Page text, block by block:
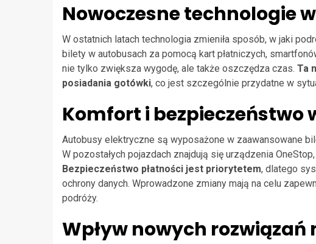
Nowoczesne technologie
W ostatnich latach technologia zmieniła sposób, w jaki
bilety w autobusach za pomocą kart płatniczych,
nie tylko zwiększa wygodę, ale także oszczędza czas. Ta
posiadania gotówki, co jest szczególnie przydatne w
Komfort i bezpieczeństwo
Autobusy elektryczne są wyposażone w zaawansowane
W pozostałych pojazdach znajdują się urządzenia
Bezpieczeństwo płatności jest priorytetem, dlatego
ochrony danych. Wprowadzone zmiany mają na celu
podróży.
Wpływ nowych rozwiązań